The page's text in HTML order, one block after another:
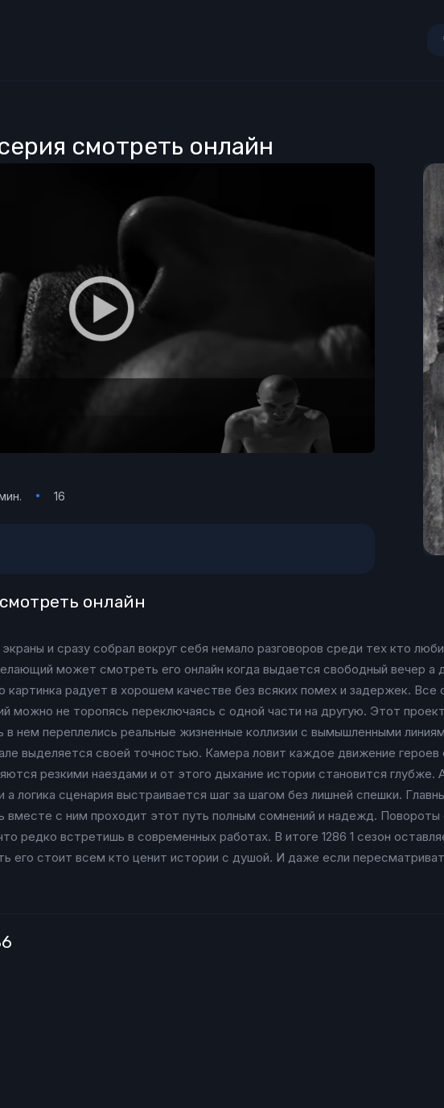
смотреть онлайн
16
смотреть онлайн
и сразу собрал вокруг себя немало разговоров среди тех кто
может смотреть его онлайн когда выдается свободный вечер а
картинка радует в хорошем качестве без всяких помех и задержек.
можно не торопясь переключаясь с одной части на другую. Этот
в нем переплелись реальные жизненные коллизии с вымышленными
выделяется своей точностью. Камера ловит каждое движение
резкими наездами и от этого дыхание истории становится
логика сценария выстраивается шаг за шагом без лишней спешки.
вместе с ним проходит этот путь полным сомнений и надежд.
редко встретишь в современных работах. В итоге 1286 1 сезон
его стоит всем кто ценит истории с душой. И даже если